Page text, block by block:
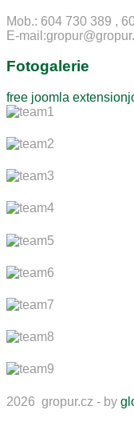
Mob.: 604 730 389 ,
E-
Fotogalerie
free joomla extension
2026 gropur.cz - by